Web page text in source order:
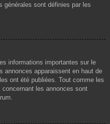
générales sont définies par les
informations importantes sur le
annonces apparaissent en haut de
ont été publiées. Tout comme les
les annonces sont